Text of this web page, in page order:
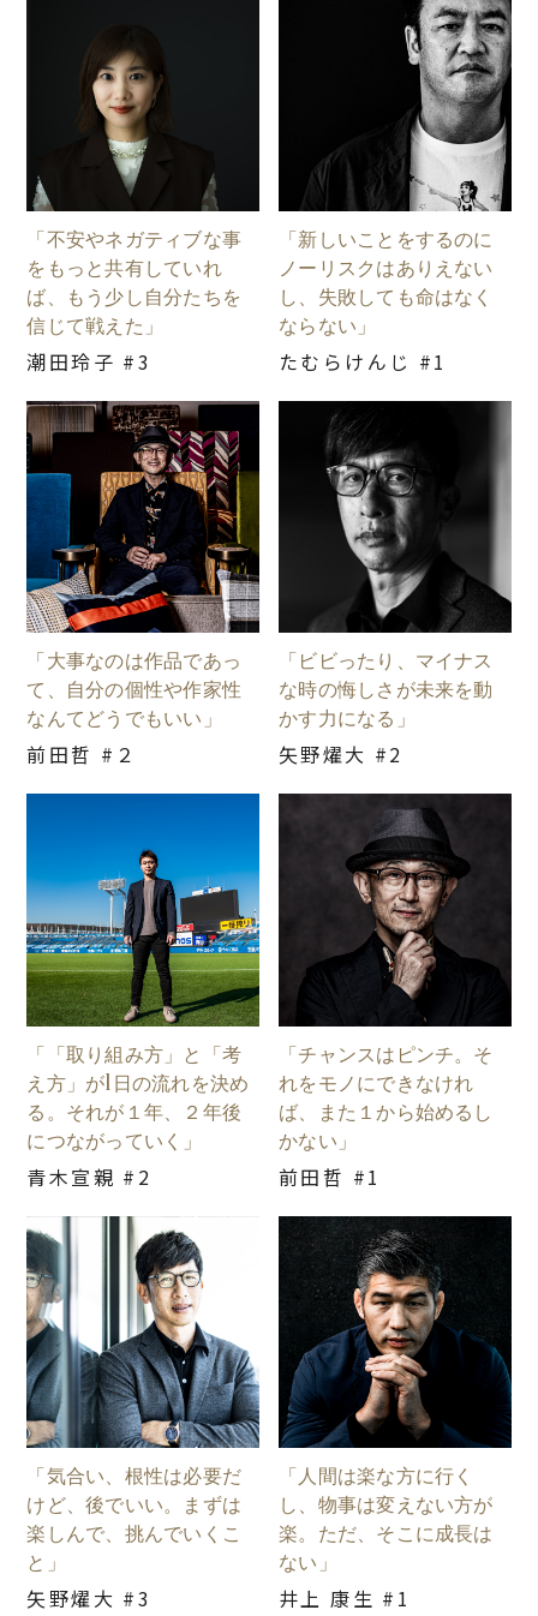
「不安やネガティブな事
をもっと共有していれ
ば、もう少し自分たちを
信じて戦えた」
潮田玲子 #3
「新しいことをするのに
ノーリスクはありえない
し、失敗しても命はなく
ならない」
たむらけんじ #1
「大事なのは作品であっ
て、自分の個性や作家性
なんてどうでもいい」
前田哲 #２
「ビビったり、マイナス
な時の悔しさが未来を動
かす力になる」
矢野燿大 #2
「「取り組み方」と「考
え方」が1日の流れを決め
る。それが１年、２年後
につながっていく」
青木宣親 #2
「チャンスはピンチ。そ
れをモノにできなけれ
ば、また１から始めるし
かない」
前田哲 #1
「気合い、根性は必要だ
けど、後でいい。まずは
楽しんで、挑んでいくこ
と」
矢野燿大 #3
「人間は楽な方に行く
し、物事は変えない方が
楽。ただ、そこに成長は
ない」
井上 康生 #1